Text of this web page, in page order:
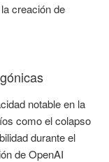
creación de
notable en la
como el colapso
durante el
de OpenAI